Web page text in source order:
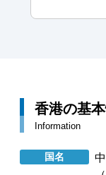
香港の基
Information
国名